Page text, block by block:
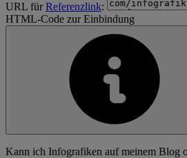
URL fürReferenzlink:
HTML-Code zur Einbindung
Kann ich Infografiken auf meinem Blog